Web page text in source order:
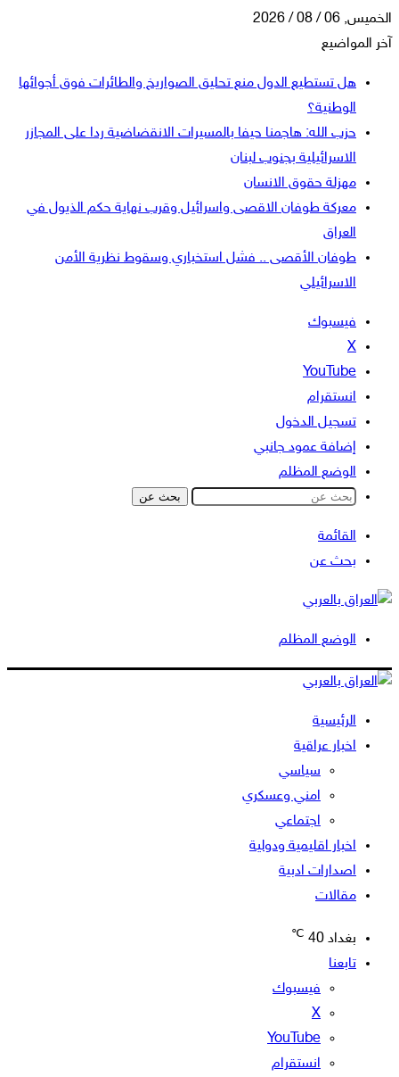
الخميس, 06 / 08 / 2026
آخر المواضيع
هل تستطيع الدول منع تحليق الصواريخ والطائرات فوق أجوائها
الوطنية؟
حزب الله: هاجمنا حيفا بالمسيرات الانقضاضية ردا على المجازر
الاسرائيلية بجنوب لبنان
مهزلة حقوق الانسان
معركة طوفان الاقصى واسرائيل وقرب نهاية حكم الذيول في
العراق
طوفان الأقصى .. فشل استخباري وسقوط نظرية الأمن
الاسرائيلي
فيسبوك
‫X
‫YouTube
انستقرام
تسجيل الدخول
إضافة عمود جانبي
الوضع المظلم
بحث عن
القائمة
بحث عن
الوضع المظلم
الرئيسية
اخبار عراقية
سياسي
امني وعسكري
اجتماعي
اخبار اقليمية ودولية
اصدارات ادبية
مقالات
بغداد 40
℃
تابعنا
فيسبوك
‫X
‫YouTube
انستقرام